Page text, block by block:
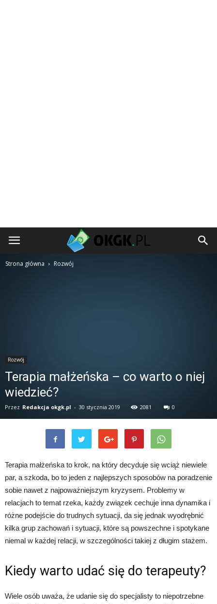
okgk.pl
Strona główna Rozwój
Rozwój
Terapia małżeńska – co warto o niej
wiedzieć?
Przez Redakcja okgk.pl - 30 stycznia 2019 2081 0
Terapia małżeńska to krok, na który decyduje się wciąż niewiele
par, a szkoda, bo to jeden z najlepszych sposobów na poradzenie
sobie nawet z najpoważniejszym kryzysem. Problemy w
relacjach to temat rzeka, każdy związek cechuje inna dynamika i
różne podejście do trudnych sytuacji, da się jednak wyodrębnić
kilka grup zachowań i sytuacji, które są powszechne i spotykane
niemal w każdej relacji, w szczególności takiej z długim stażem.
Kiedy warto udać się do terapeuty?
Wiele osób uważa, że udanie się do specjalisty to niepotrzebne